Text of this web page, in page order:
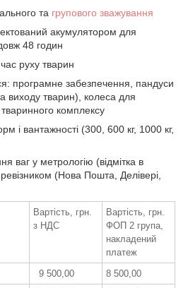
та групового зважування
акумулятором для
48 годин
час руху тварин
програмне забезпечення, пандуси
виходу тварин), колеса для
комплексу
і вантажності (300, 600 кг, 1000 кг,
ваг у метрологію (відмітка в
(Нова Пошта, Делівері,
Вартість, грн.
з НДС
Вартість, грн.
ФОП 2 група,
накладений
платеж
9 500,00
8 500,00